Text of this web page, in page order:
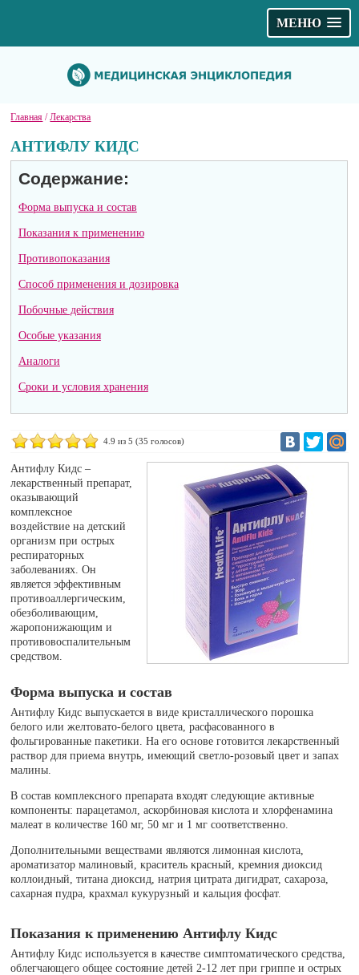
МЕНЮ
Главная /Лекарства
АНТИФЛУ КИДС
Содержание:
Форма выпуска и состав
Показания к применению
Противопоказания
Способ применения и дозировка
Побочные действия
Особые указания
Аналоги
Сроки и условия хранения
4.9 из 5 (35 голосов)
Антифлу Кидс –
лекарственный препарат,
оказывающий
комплексное
воздействие на детский
организм при острых
респираторных
заболеваниях. Он
является эффективным
противоаллергическим,
обезболивающим,
жаропонижающим и
противовоспалительным
средством.
Форма выпуска и состав
Антифлу Кидс выпускается в виде кристаллического порошка
белого или желтовато-белого цвета, расфасованного в
фольгированные пакетики. На его основе готовится лекарственный
раствор для приема внутрь, имеющий светло-розовый цвет и запах
малины.
В состав комплексного препарата входят следующие активные
компоненты: парацетамол, аскорбиновая кислота и хлорфенамина
малеат в количестве 160 мг, 50 мг и 1 мг соответственно.
Дополнительными веществами являются лимонная кислота,
ароматизатор малиновый, краситель красный, кремния диоксид
коллоидный, титана диоксид, натрия цитрата дигидрат, сахароза,
сахарная пудра, крахмал кукурузный и кальция фосфат.
Показания к применению Антифлу Кидс
Антифлу Кидс используется в качестве симптоматического средства,
облегчающего общее состояние детей 2-12 лет при гриппе и острых